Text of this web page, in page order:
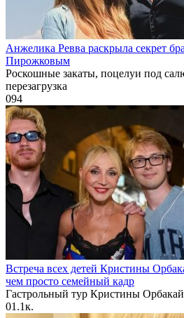
Анжелика Ревва раскрыла секрет
Пирожковым
Роскошные закаты, поцелуи под
перезагрузка
094
Встреча всех детей Кристины
чем просто семейный кадр
Гастрольный тур Кристины
01.1к.